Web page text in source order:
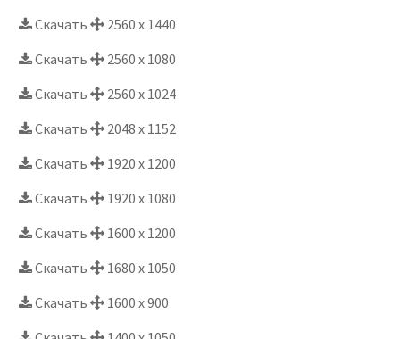
Скачать
2560 x 1440
Скачать
2560 x 1080
Скачать
2560 x 1024
Скачать
2048 x 1152
Скачать
1920 x 1200
Скачать
1920 x 1080
Скачать
1600 x 1200
Скачать
1680 x 1050
Скачать
1600 x 900